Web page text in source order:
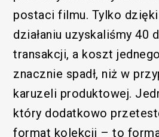
postaci filmu. Tylko
działaniu uzyskaliśmy 40
transakcji, a koszt
znacznie spadł, niż w
karuzeli produktowej.
który dodatkowo
format kolekcji – to